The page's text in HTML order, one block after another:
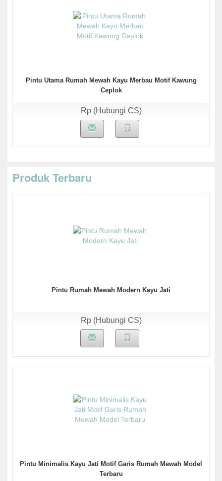
Pintu Utama Rumah Mewah Kayu Merbau Motif Kawung
Ceplok
Rp (Hubungi CS)
Produk Terbaru
Pintu Rumah Mewah Modern Kayu Jati
Rp (Hubungi CS)
Pintu Minimalis Kayu Jati Motif Garis Rumah Mewah Model
Terbaru